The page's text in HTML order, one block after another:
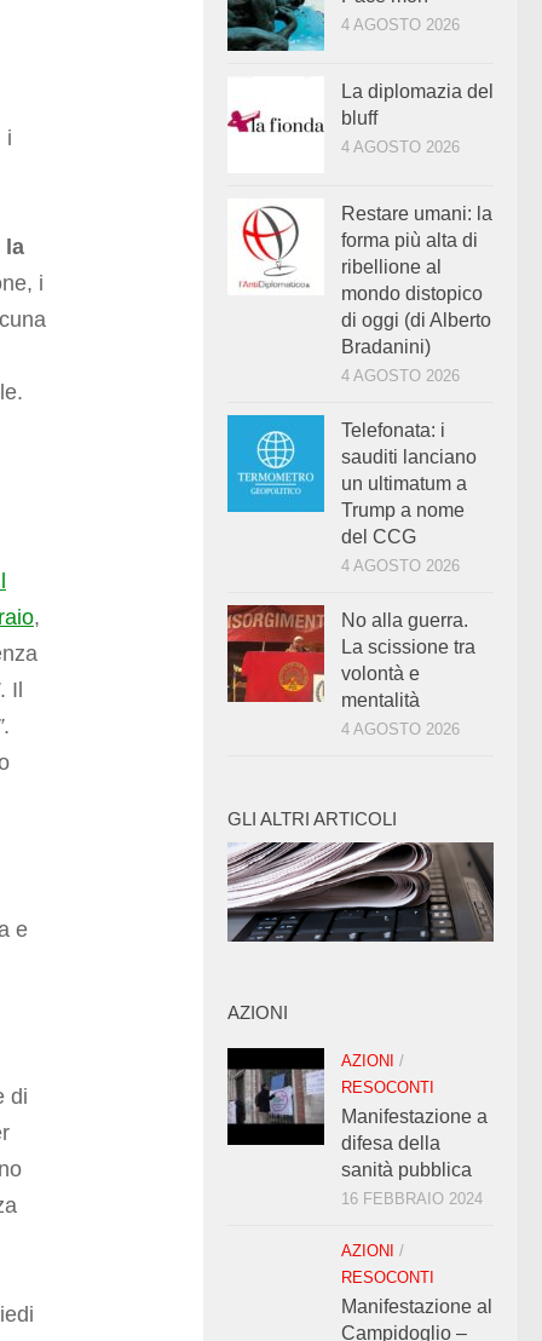
i
la
i
,
. Il
.
e
di
4 AGOSTO 2026
La diplomazia del
bluff
4 AGOSTO 2026
Restare umani: la
forma più alta di
ribellione al
mondo distopico
di oggi (di Alberto
Bradanini)
4 AGOSTO 2026
Telefonata: i
sauditi lanciano
un ultimatum a
Trump a nome
del CCG
4 AGOSTO 2026
No alla guerra.
La scissione tra
volontà e
mentalità
4 AGOSTO 2026
GLI ALTRI ARTICOLI
AZIONI
AZIONI /
RESOCONTI
Manifestazione a
difesa della
sanità pubblica
16 FEBBRAIO 2024
AZIONI /
RESOCONTI
Manifestazione al
Campidoglio –